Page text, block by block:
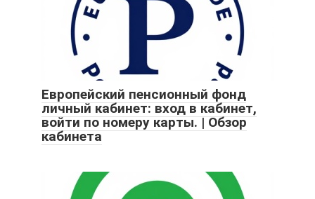
Европейский пенсионный фонд
личный кабинет: вход в кабинет,
войти по номеру карты. | Обзор
кабинета